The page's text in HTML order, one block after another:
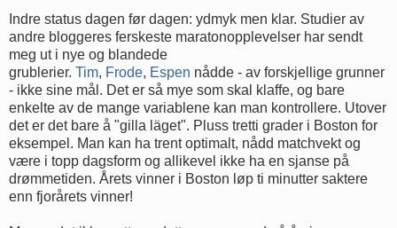
Indre status dagen før dagen: ydmyk men klar. Studier av
andre bloggeres ferskeste maratonopplevelser har sendt
meg ut i nye og blandede
grublerier. Tim, Frode, Espen nådde - av forskjellige grunner
- ikke sine mål. Det er så mye som skal klaffe, og bare
enkelte av de mange variablene kan man kontrollere. Utover
det er det bare å "gilla läget". Pluss tretti grader i Boston for
eksempel. Man kan ha trent optimalt, nådd matchvekt og
være i topp dagsform og allikevel ikke ha en sjanse på
drømmetiden. Årets vinner i Boston løp ti minutter saktere
enn fjorårets vinner!